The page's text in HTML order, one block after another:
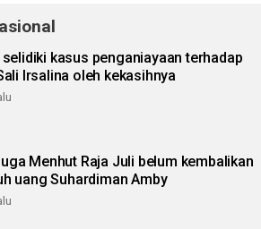
kasus penganiayaan terhadap
Irsalina oleh kekasihnya
Menhut Raja Juli belum kembalikan
uang Suhardiman Amby